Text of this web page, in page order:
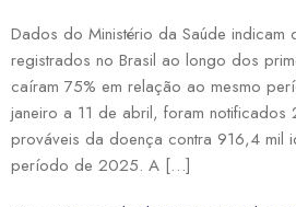
Dados do Ministério da Saúde
registrados no Brasil ao longo dos
caíram 75% em relação ao mesmo
janeiro a 11 de abril, foram notificados
prováveis da doença contra 916,4 mil
período de 2025. A […]